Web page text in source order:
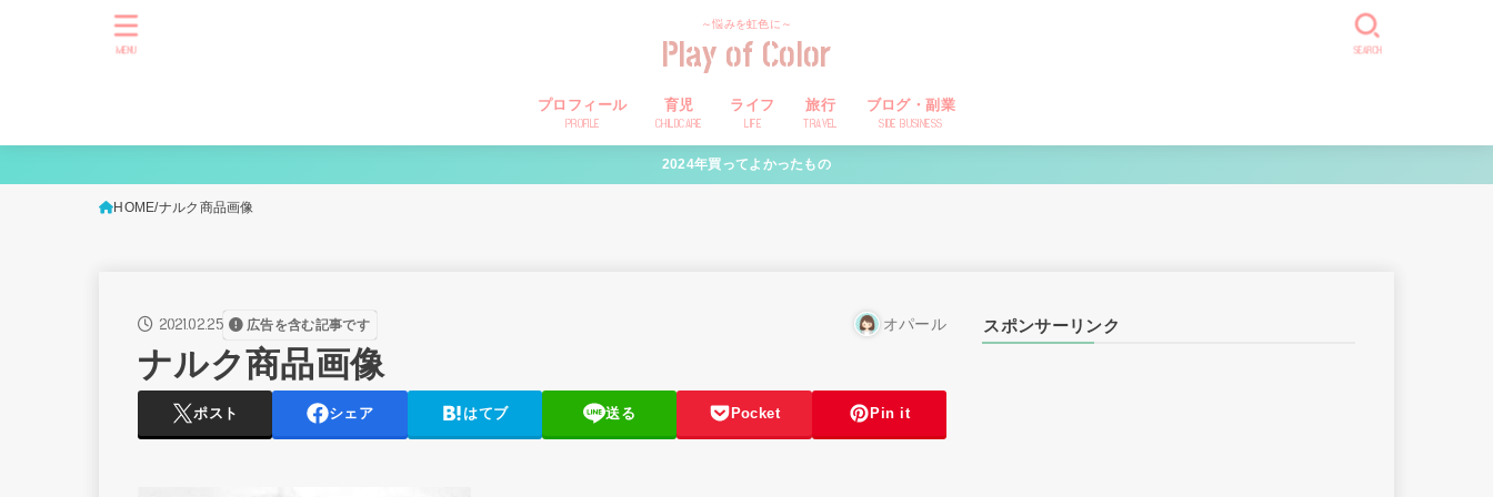
～悩みを虹色に～
Play of Color
プロフィール
PROFILE
育児
CHILDCARE
ライフ
LIFE
旅行
TRAVEL
ブログ・副業
SIDE BUSINESS
SEARCH
MENU
2024年買ってよかったもの
HOME ナルク商品画像
2021.02.25 広告を含む記事です オパール
ナルク商品画像
ポスト シェア はてブ 送る Pocket Pin it
スポンサーリンク